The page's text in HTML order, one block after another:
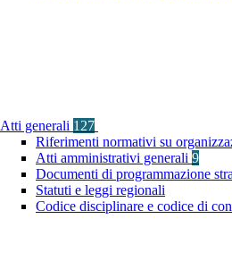
Atti generali 127
Riferimenti normativi su
Atti amministrativi generali 9
Documenti di programmazione
Statuti e leggi regionali
Codice disciplinare e codice di